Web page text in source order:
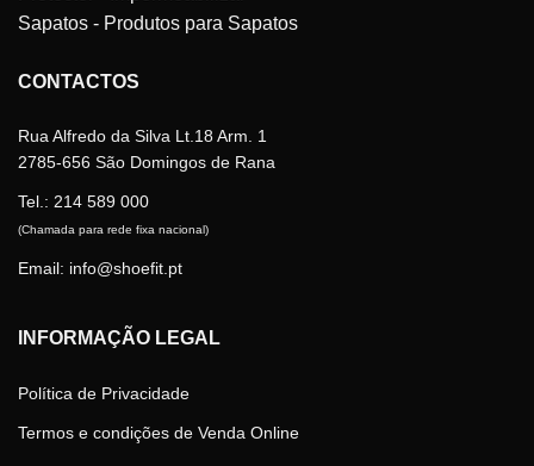
CONTACTOS
Rua Alfredo da Silva Lt.18 Arm. 1
2785-656 São Domingos de Rana
Tel.: 214 589 000
(Chamada para rede fixa nacional)
Email: info@shoefit.pt
INFORMAÇÃO LEGAL
Política de Privacidade
Termos e condições de Venda Online